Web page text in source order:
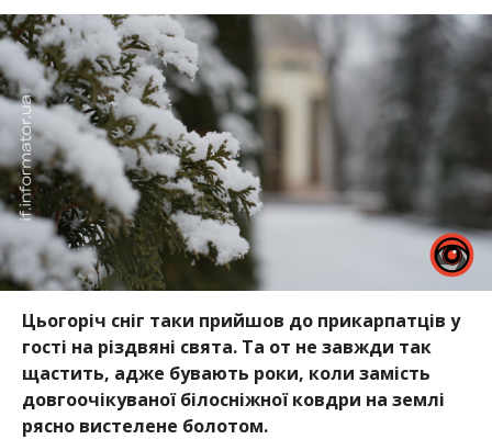
Цьогоріч сніг таки прийшов до прикарпатців у
гості на різдвяні свята. Та от не завжди так
щастить, адже бувають роки, коли замість
довгоочікуваної білосніжної ковдри на землі
рясно вистелене болотом.